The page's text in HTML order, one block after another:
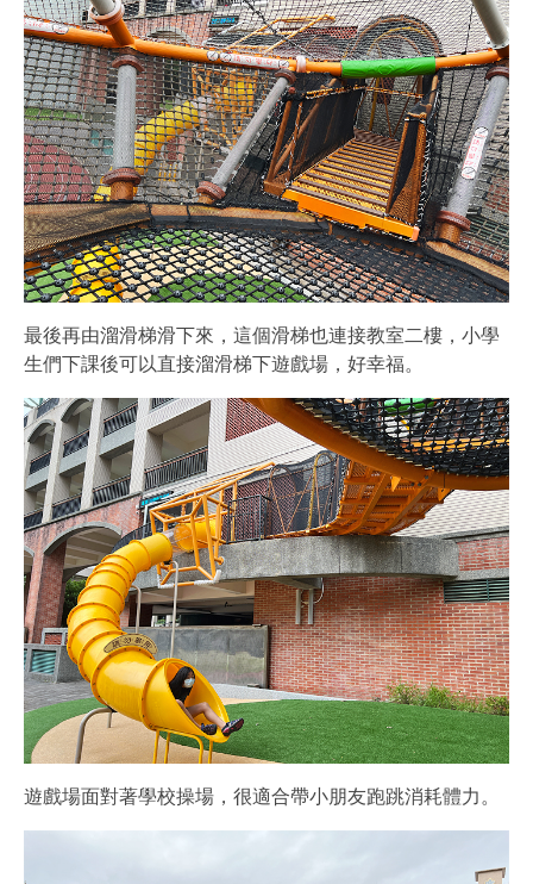
最後再由溜滑梯滑下來，這個滑梯也連接教室二樓，小學
生們下課後可以直接溜滑梯下遊戲場，好幸福。
遊戲場面對著學校操場，很適合帶小朋友跑跳消耗體力。